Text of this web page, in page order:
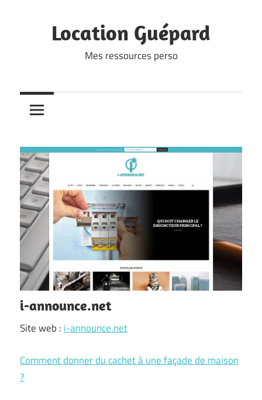
Location Guépard
Mes ressources perso
i-announce.net
Site web : i-announce.net
Comment donner du cachet à une façade de maison
?